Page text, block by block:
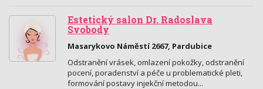
Estetický salon Dr. Radoslava
Svobody
Masarykovo Náměstí 2667, Pardubice
Odstranění vrásek, omlazení pokožky, odstranění
pocení, poradenství a péče u problematické pleti,
formování postavy injekční metodou...